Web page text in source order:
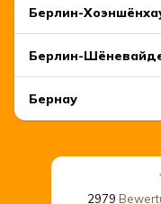
Берлин-
Берлин-
Бернау
2979